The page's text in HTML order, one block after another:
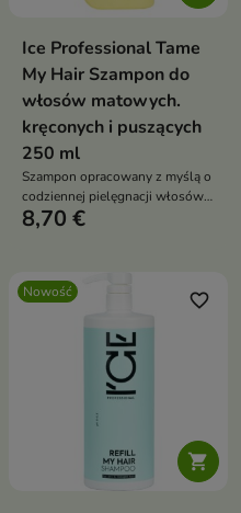
Ice Professional Tame
My Hair Szampon do
włosów matowych.
kręconych i puszących
250 ml
Szampon opracowany z myślą o
codziennej pielęgnacji włosów
wymagających wygładzenia i
8,70 €
Nowość

favorite_border